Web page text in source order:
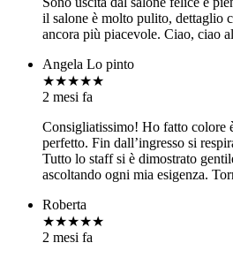
il salone è molto pulito, dettaglio
ancora più piacevole. Ciao, ciao
Angela Lo pinto
★★★★★
2 mesi fa
Consigliatissimo! Ho fatto colore
perfetto. Fin dall’ingresso si
Tutto lo staff si è dimostrato
ascoltando ogni mia esigenza.
Roberta
★★★★★
2 mesi fa